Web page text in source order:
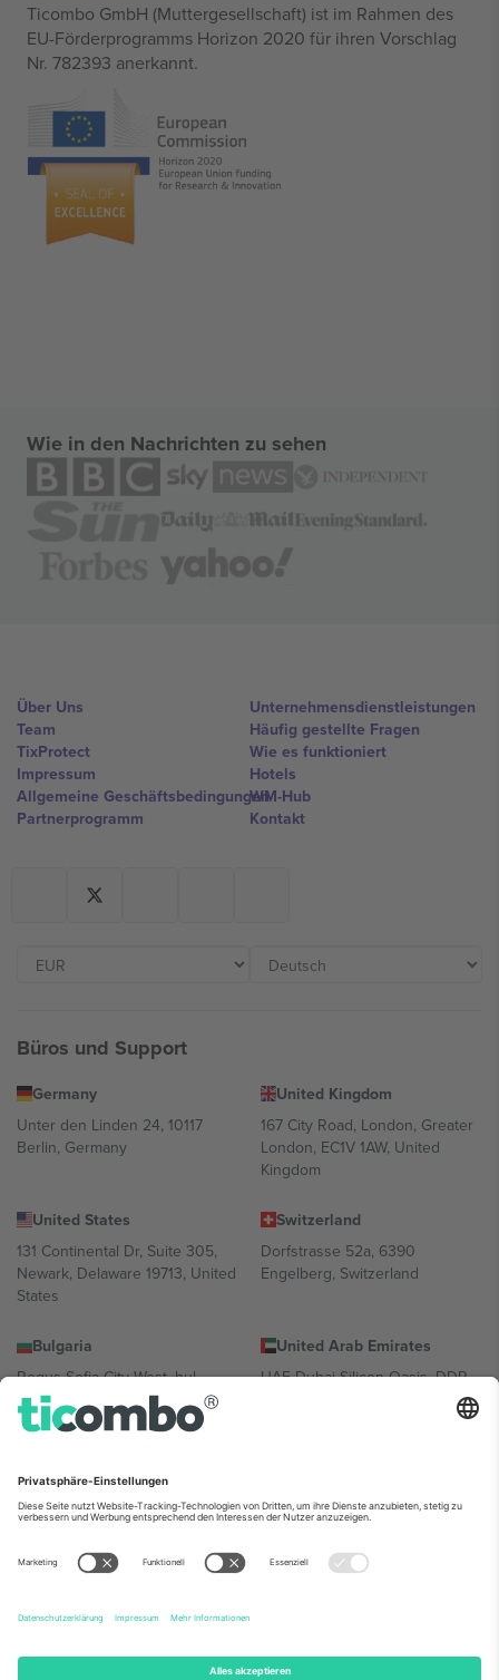
Ticombo GmbH (Muttergesellschaft) ist im Rahmen des
EU-Förderprogramms Horizon 2020 für ihren Vorschlag
Nr. 782393 anerkannt.
Wie in den Nachrichten zu sehen
Über Uns
Team
TixProtect
Impressum
Allgemeine Geschäftsbedingungen
Partnerprogramm
Unternehmensdienstleistungen
Häufig gestellte Fragen
Wie es funktioniert
Hotels
WM-Hub
Kontakt
Büros und Support
Germany
Unter den Linden 24, 10117
Berlin, Germany
United Kingdom
167 City Road, London, Greater
London, EC1V 1AW, United
Kingdom
United States
131 Continental Dr, Suite 305,
Newark, Delaware 19713, United
States
Switzerland
Dorfstrasse 52a, 6390
Engelberg, Switzerland
Bulgaria
Regus Sofia City West, bul
Totleben 53-55, 1606 Sofia,
Bulgaria
United Arab Emirates
UAE Dubai Silicon Oasis, DDP
Building A1, Office 302, Dubai,
Mexico
Av Chapultepec 360, Roma
Norte, Cuauhtémoc, 06700
Ciudad de México, CDMX,
Mexico
Die juristische Person des Plattformanbieters kann je nach
Informationen finden Sie auf der jeweiligen Veranstaltungsseite, im